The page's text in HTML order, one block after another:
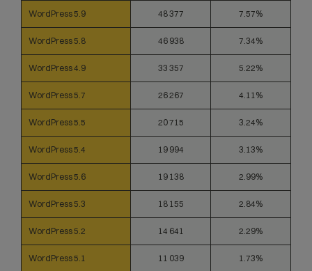
WordPress 5.9 48 377 7.57%
WordPress 5.8 46 938 7.34%
WordPress 4.9 33 357 5.22%
WordPress 5.7 26 267 4.11%
WordPress 5.5 20 715 3.24%
WordPress 5.4 19 994 3.13%
WordPress 5.6 19 138 2.99%
WordPress 5.3 18 155 2.84%
WordPress 5.2 14 641 2.29%
WordPress 5.1 11 039 1.73%